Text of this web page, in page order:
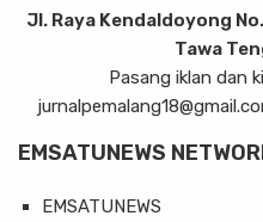
Jl. Raya Kendaldoyong
Tawa
Pasang iklan dan
EMSATUNEWS
EMSATUNEWS